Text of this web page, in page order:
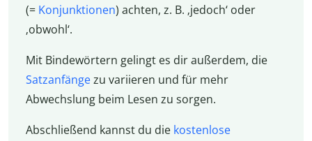
(= Konjunktionen) achten, z. B. ‚jedoch‘ oder
‚obwohl‘.
Mit Bindewörtern gelingt es dir außerdem, die
Satzanfängezu variieren und für mehr
Abwechslung beim Lesen zu sorgen.
Abschließend kannst du die kostenlose